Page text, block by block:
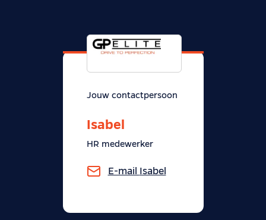
Jouw contactpersoon
Isabel
HR medewerker
E-mail Isabel